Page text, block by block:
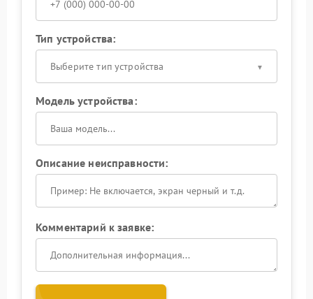
Тип устройства:
Выберите тип устройства
Модель устройства:
Описание неисправности:
Комментарий к заявке: